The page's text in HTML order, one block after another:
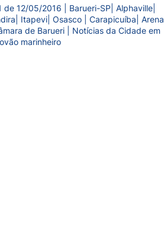
12/05/2016 | Barueri-SP| Alphaville|
Itapevi| Osasco | Carapicuíba| Arena
de Barueri | Notícias da Cidade em
marinheiro